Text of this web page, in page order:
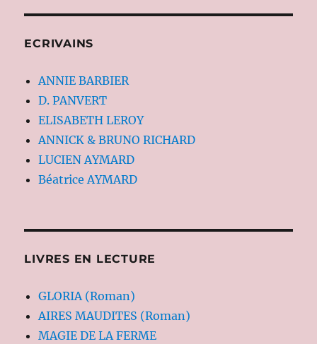
ECRIVAINS
ANNIE BARBIER
D. PANVERT
ELISABETH LEROY
ANNICK & BRUNO RICHARD
LUCIEN AYMARD
Béatrice AYMARD
LIVRES EN LECTURE
GLORIA (Roman)
AIRES MAUDITES (Roman)
MAGIE DE LA FERME